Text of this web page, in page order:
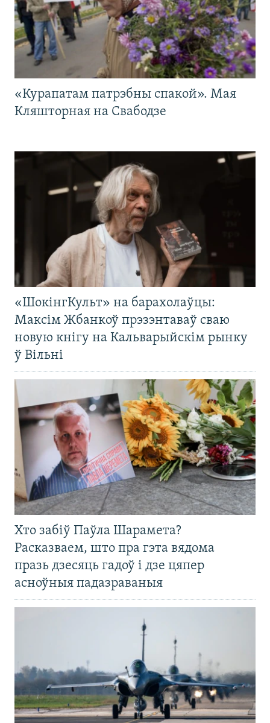
«Курапатам патрэбны спакой». Мая
Кляшторная на Свабодзе
«ШокінгКульт» на барахолаўцы:
Максім Жбанкоў прэзэнтаваў сваю
новую кнігу на Кальварыйскім рынку
ў Вільні
Хто забіў Паўла Шарамета?
Расказваем, што пра гэта вядома
празь дзесяць гадоў і дзе цяпер
асноўныя падазраваныя